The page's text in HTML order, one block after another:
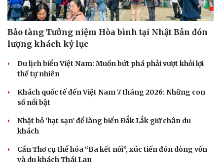
Bảo tàng Tưởng niệm Hòa bình tại Nhật Bản đón
lượng khách kỷ lục
Du lịch biển Việt Nam: Muốn bứt phá phải vượt khỏi lợi
thế tự nhiên
Khách quốc tế đến Việt Nam 7 tháng 2026: Những con
số nổi bật
Nhặt bỏ 'hạt sạn' để làng biển Đắk Lắk giữ chân du
khách
Cần Thơ cụ thể hóa “Ba kết nối”, xúc tiến đón dòng vốn
và du khách Thái Lan